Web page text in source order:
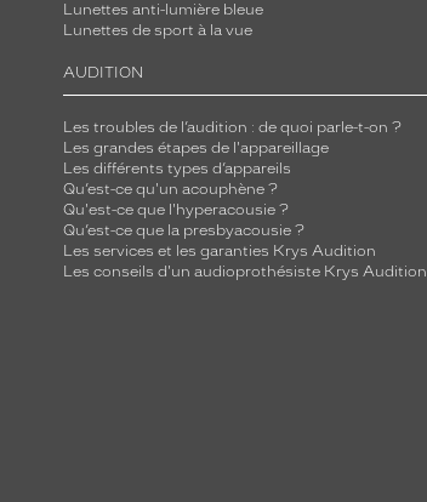
Lunettes anti-lumière bleue
Lunettes de sport à la vue
AUDITION
Les troubles de l’audition : de quoi parle-t-on ?
Les grandes étapes de l'appareillage
Les différents types d’appareils
Qu’est-ce qu'un acouphène ?
Qu'est-ce que l'hyperacousie ?
Qu’est-ce que la presbyacousie ?
Les services et les garanties Krys Audition
Les conseils d'un audioprothésiste Krys Audition